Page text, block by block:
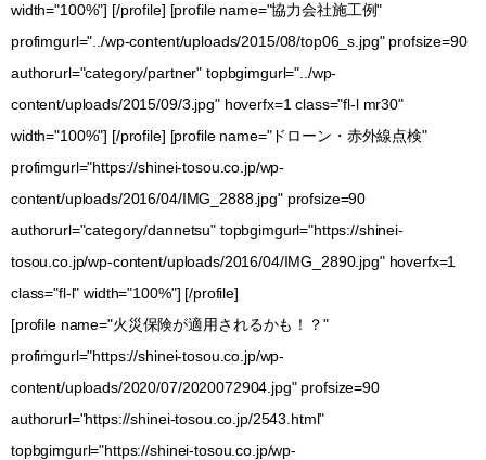
width="100%"] [/profile] [profile name="協力会社施工例"
profimgurl="../wp-content/uploads/2015/08/top06_s.jpg" profsize=90
authorurl="category/partner" topbgimgurl="../wp-
content/uploads/2015/09/3.jpg" hoverfx=1 class="fl-l mr30"
width="100%"] [/profile] [profile name="ドローン・赤外線点検"
profimgurl="https://shinei-tosou.co.jp/wp-
content/uploads/2016/04/IMG_2888.jpg" profsize=90
authorurl="category/dannetsu" topbgimgurl="https://shinei-
tosou.co.jp/wp-content/uploads/2016/04/IMG_2890.jpg" hoverfx=1
class="fl-l" width="100%"] [/profile]
[profile name="火災保険が適用されるかも！？"
profimgurl="https://shinei-tosou.co.jp/wp-
content/uploads/2020/07/2020072904.jpg" profsize=90
authorurl="https://shinei-tosou.co.jp/2543.html"
topbgimgurl="https://shinei-tosou.co.jp/wp-